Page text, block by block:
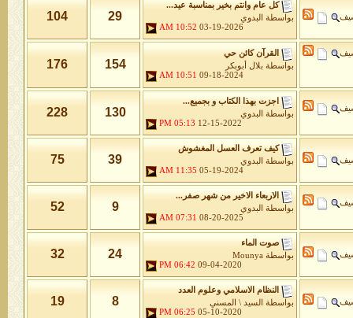
كل عام وانتم بخير بمناسبة عيد...
بواسطة
البدوي
03-19-2026
10:52 AM
29
104
القرآن كائن حي
بواسطة بلال أبوبكر
09-18-2024
10:51 AM
154
176
اجزت بهذا الكتاب و بجميع...
بواسطة
البدوي
12-15-2022
05:13 PM
130
228
كيف تعرف العسل المغشوش
بواسطة
البدوي
05-19-2024
11:35 AM
39
75
الاربعاء الاخير من شهر صفر...
بواسطة
البدوي
08-20-2025
07:31 AM
9
52
صوت الماء
بواسطة Mounya
09-04-2020
06:42 PM
24
32
النظام الاسلامي وعلوم العدد
بواسطة
السيد \ المسني
05-10-2020
06:25 PM
8
19